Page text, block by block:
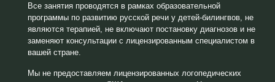
Все занятия проводятся в рамках образовательной
программы по развитию русской речи у детей-билингвов, не
являются терапией, не включают постановку диагнозов и не
заменяют консультации с лицензированным специалистом в
вашей стране.
Мы не предоставляем лицензированных логопедических